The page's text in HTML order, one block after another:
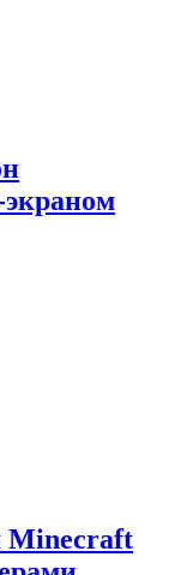
Minecraft